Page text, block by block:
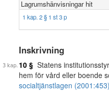
Lagrumshänvisningar hit
1 kap. 2 § 1 st 3 p
Inskrivning
10 § Statens
hem för vård eller boende
socialtjänstlagen (2001:453)